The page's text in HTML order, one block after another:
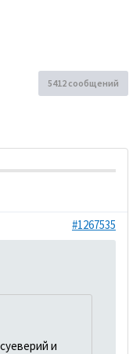
5412 сообщений
#1267535
и